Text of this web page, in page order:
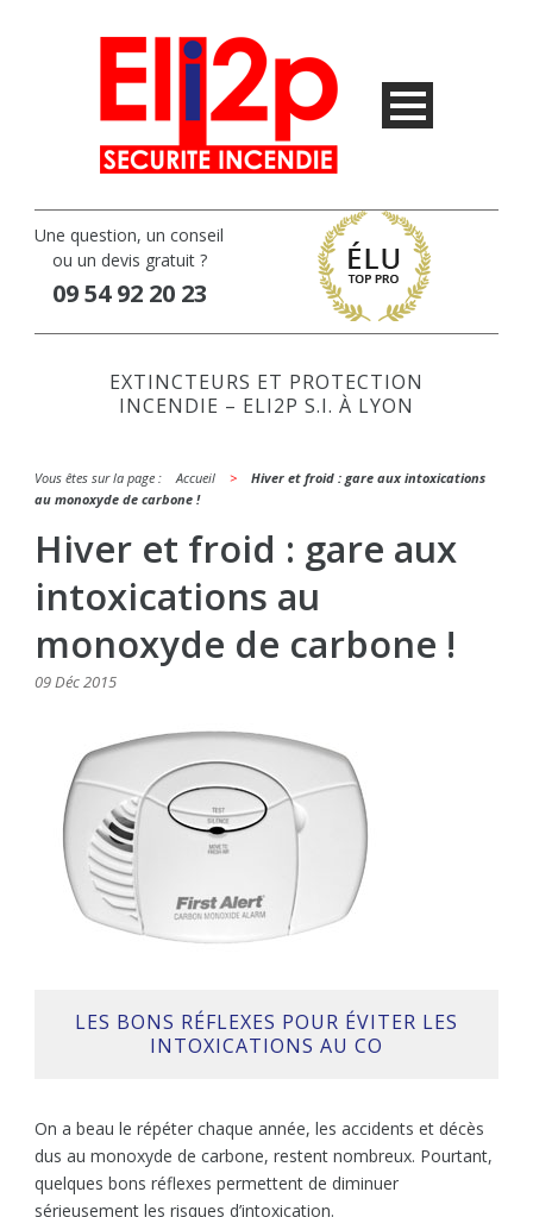
Une question, un conseil
ou un devis gratuit ?
09 54 92 20 23
EXTINCTEURS ET PROTECTION
INCENDIE – ELI2P S.I. À LYON
Vous êtes sur la page : Accueil >
Hiver et froid : gare aux intoxications
au monoxyde de carbone !
Hiver et froid : gare aux
intoxications au
monoxyde de carbone !
09 Déc 2015
LES BONS RÉFLEXES POUR ÉVITER LES
INTOXICATIONS AU CO
On a beau le répéter chaque année, les accidents et décès
dus au monoxyde de carbone, restent nombreux. Pourtant,
quelques bons réflexes permettent de diminuer
sérieusement les risques d’intoxication.